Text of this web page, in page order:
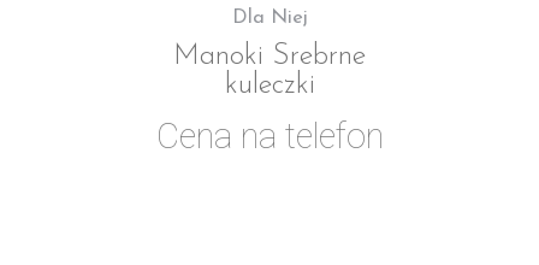
Dla Niej
Manoki Srebrne
kuleczki
Cena na telefon